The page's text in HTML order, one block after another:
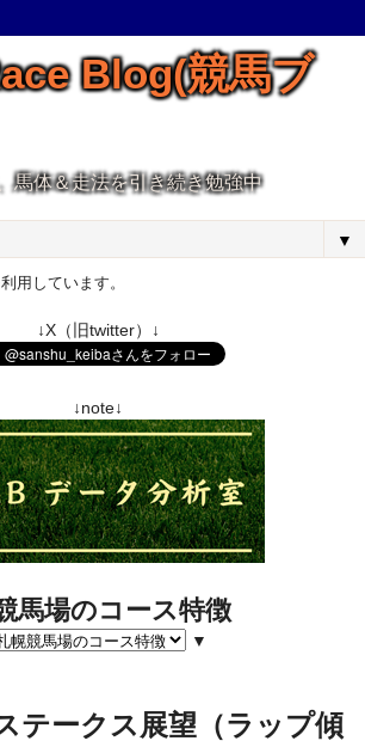
Blog(競馬ブ
馬体＆走法を引き続き勉強中
▼
用しています。
↓X（旧twitter）↓
↓note↓
馬場のコース特徴
▼
テークス展望（ラップ傾